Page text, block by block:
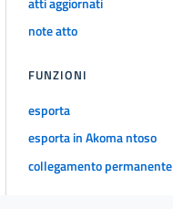
note atto
FUNZIONI
esporta
esporta in Akoma ntoso
collegamento permanente